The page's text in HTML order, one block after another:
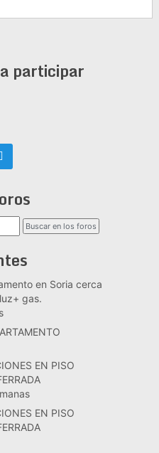
participar
en Soria cerca
gas.
EN PISO
EN PISO